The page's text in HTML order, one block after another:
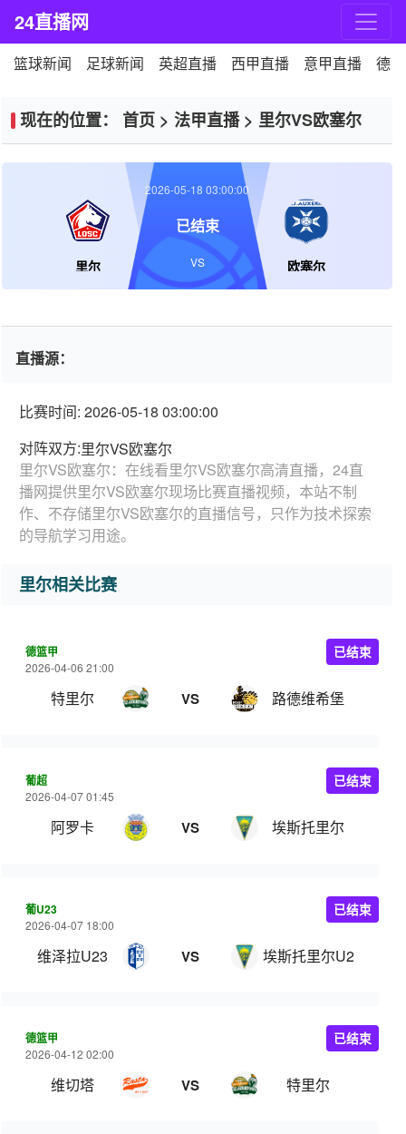
24直播网
篮球新闻 足球新闻 英超直播 西甲直播 意甲直播 德
现在的位置： 首页 > 法甲直播> 里尔VS欧塞尔
里尔 欧塞尔
2026-05-18 03:00:00
已结束
VS
直播源：
比赛时间: 2026-05-18 03:00:00
对阵双方:里尔VS欧塞尔
里尔VS欧塞尔：在线看里尔VS欧塞尔高清直播，24直
播网提供里尔VS欧塞尔现场比赛直播视频，本站不制
作、不存储里尔VS欧塞尔的直播信号，只作为技术探索
的导航学习用途。
里尔相关比赛
德篮甲
2026-04-06 21:00
特里尔 VS 路德维希堡
已结束
葡超
2026-04-07 01:45
阿罗卡 VS 埃斯托里尔
已结束
葡U23
2026-04-07 18:00
维泽拉U23 VS 埃斯托里尔U23
已结束
德篮甲
2026-04-12 02:00
维切塔 VS 特里尔
已结束